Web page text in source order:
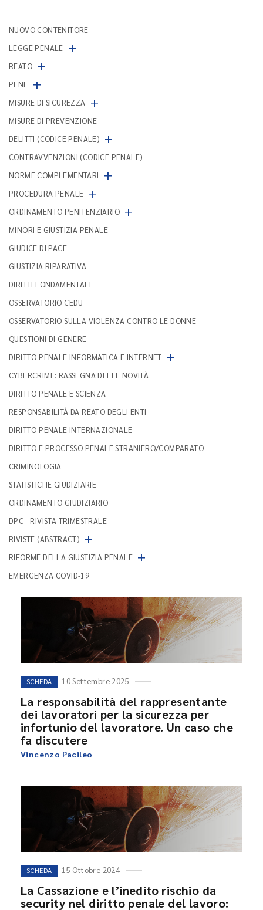
NUOVO CONTENITORE
LEGGE PENALE +
REATO +
PENE +
MISURE DI SICUREZZA +
MISURE DI PREVENZIONE
DELITTI (CODICE PENALE) +
CONTRAVVENZIONI (CODICE PENALE)
NORME COMPLEMENTARI
+
PROCEDURA PENALE +
ORDINAMENTO PENITENZIARIO +
MINORI E GIUSTIZIA PENALE
GIUDICE DI PACE
GIUSTIZIA RIPARATIVA
DIRITTI FONDAMENTALI
OSSERVATORIO CEDU
OSSERVATORIO SULLA VIOLENZA CONTRO LE DONNE
QUESTIONI DI GENERE
DIRITTO PENALE INFORMATICA E INTERNET +
CYBERCRIME: RASSEGNA DELLE NOVITÀ
DIRITTO PENALE E SCIENZA
RESPONSABILITÀ DA REATO DEGLI ENTI
DIRITTO PENALE INTERNAZIONALE
DIRITTO E PROCESSO PENALE STRANIERO/COMPARATO
CRIMINOLOGIA
STATISTICHE GIUDIZIARIE
ORDINAMENTO GIUDIZIARIO
DPC - RIVISTA TRIMESTRALE
RIVISTE (ABSTRACT) +
RIFORME DELLA GIUSTIZIA PENALE +
EMERGENZA COVID-19
SCHEDA 10 Settembre 2025
La responsabilità del rappresentante
dei lavoratori per la sicurezza per
infortunio del lavoratore. Un caso che
fa discutere
Vincenzo Pacileo
SCHEDA 15 Ottobre 2024
La Cassazione e l’inedito rischio da
security nel diritto penale del lavoro: